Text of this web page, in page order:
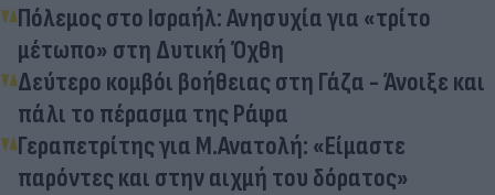
Πόλεμος στο Ισραήλ: Ανησυχία για «τρίτο
μέτωπο» στη Δυτική Όχθη
Δεύτερο κομβόι βοήθειας στη Γάζα - Άνοιξε και
πάλι το πέρασμα της Ράφα
Γεραπετρίτης για Μ.Ανατολή: «Είμαστε
παρόντες και στην αιχμή του δόρατος»